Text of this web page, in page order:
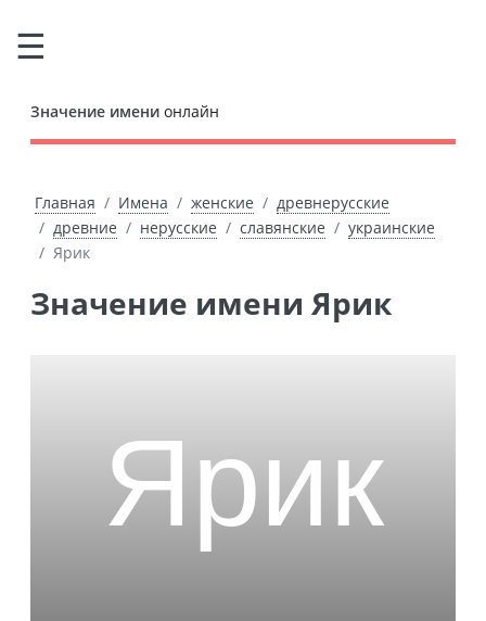
Значение имени онлайн
Главная Имена женские
древнерусские
древние
нерусские славянские
украинские
Ярик
Значение имени Ярик